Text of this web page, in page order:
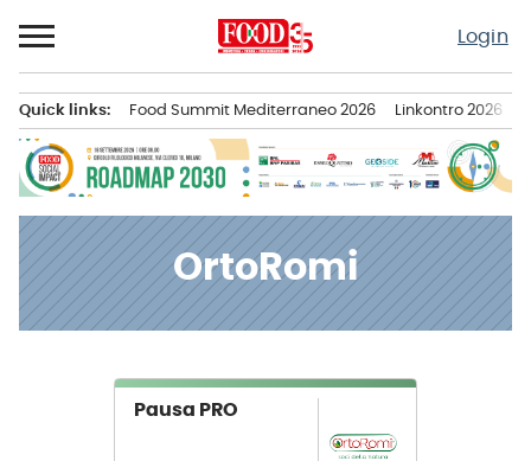
al
contenuto
Login
principale
Quick links: Food Summit Mediterraneo 2026 Linkontro 2026
OrtoRomi
Pausa PRO